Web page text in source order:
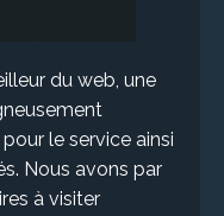
du web, une
le service ainsi
Nous avons par
à visiter